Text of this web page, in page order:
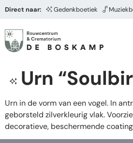
Direct naar: Gedenkboetiek
Urn
Urn in de vorm van een vogel. In
geborsteld zilverkleurig vlak.
decoratieve, beschermende